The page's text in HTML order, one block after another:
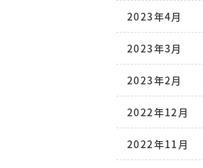
2023年4月
2023年3月
2023年2月
2022年12月
2022年11月